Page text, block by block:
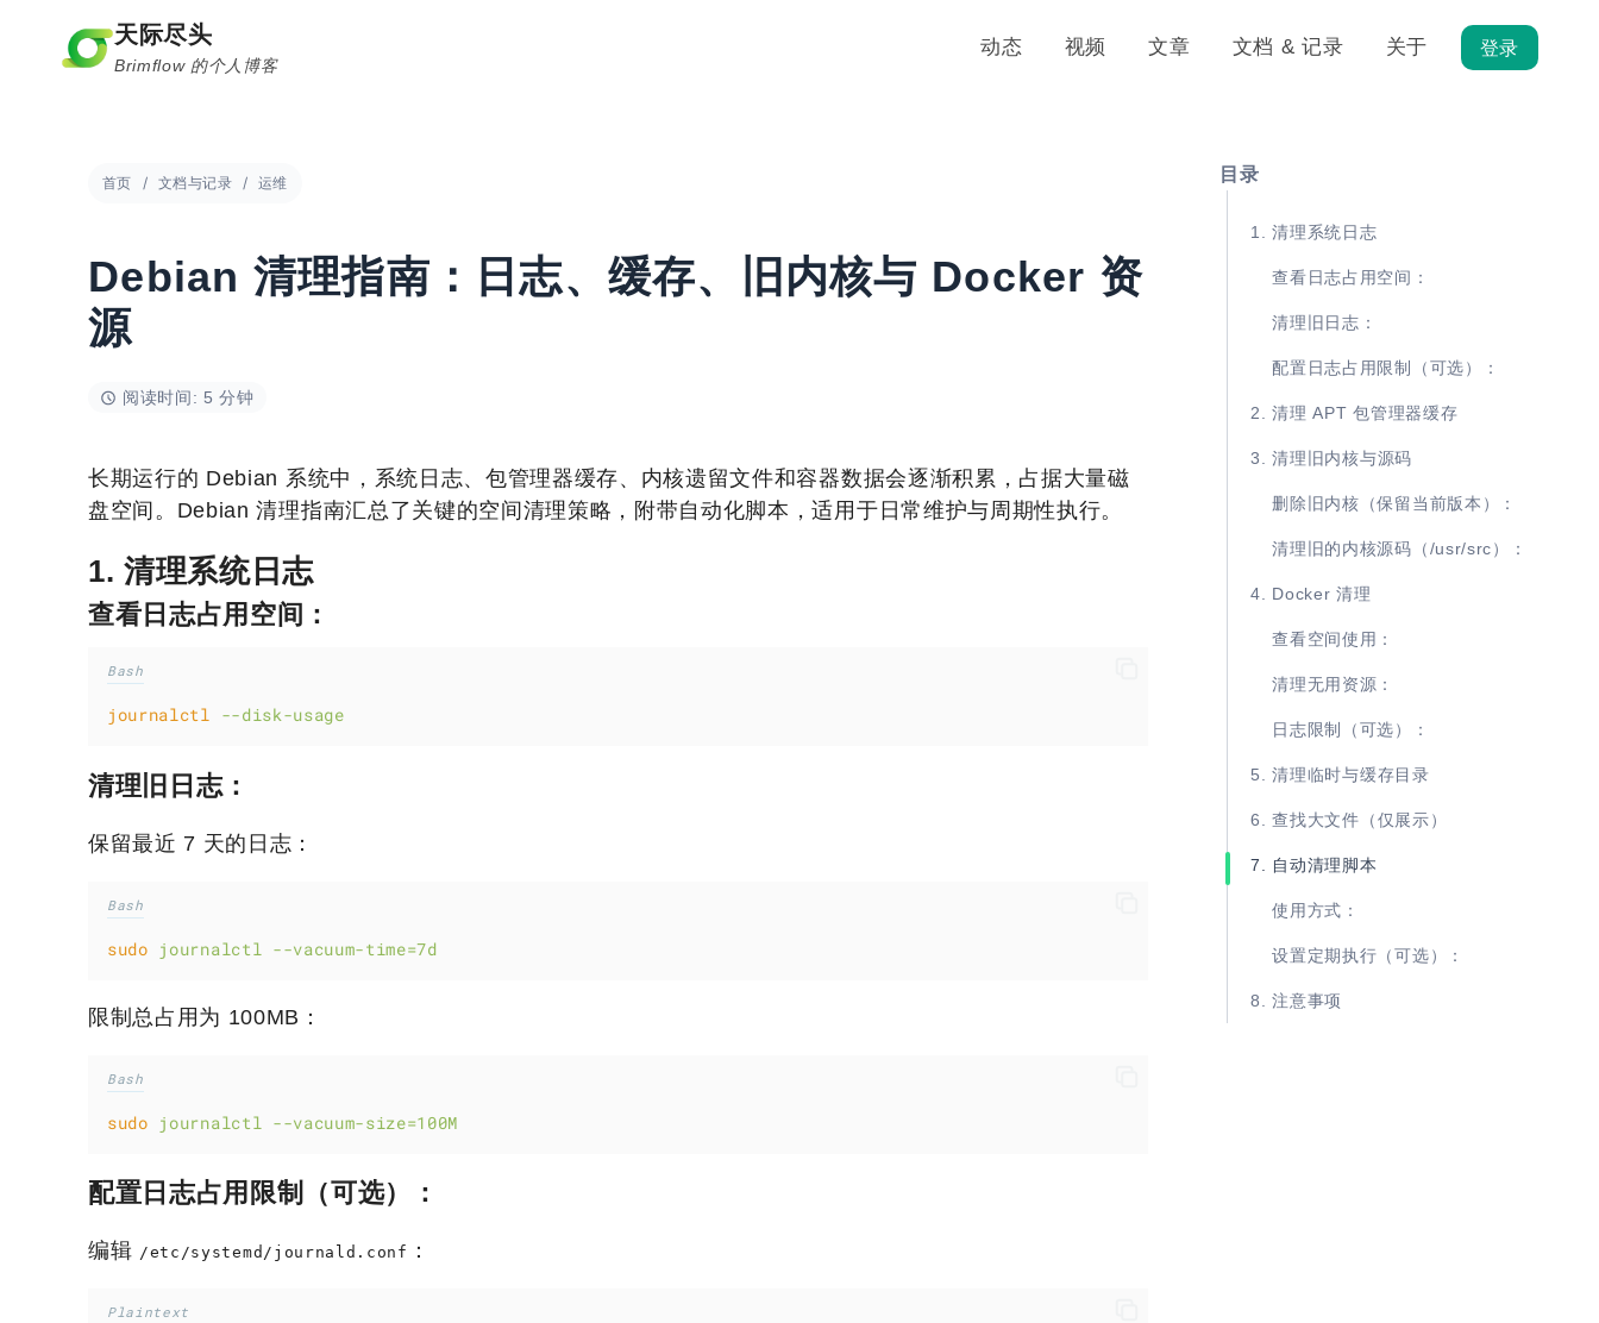
天际尽头
Brimflow 的个人博客
动态 视频 文章 文档 & 记录 关于 登录
首页 文档与记录 运维
Debian 清理指南：日志、缓存、旧内核与 Docker 资
源
阅读时间: 5 分钟
长期运行的 Debian 系统中，系统日志、包管理器缓存、内核遗留文件和容器数据会逐渐积累，占据大量磁
盘空间。Debian 清理指南汇总了关键的空间清理策略，附带自动化脚本，适用于日常维护与周期性执行。
1. 清理系统日志
查看日志占用空间：
Bash
journalctl --disk-usage
清理旧日志：
保留最近 7 天的日志：
Bash
sudo journalctl --vacuum-time=7d
限制总占用为 100MB：
Bash
sudo journalctl --vacuum-size=100M
配置日志占用限制（可选）：
编辑 /etc/systemd/journald.conf ：
Plaintext
目录
1. 清理系统日志
查看日志占用空间：
清理旧日志：
配置日志占用限制（可选）：
2. 清理 APT 包管理器缓存
3. 清理旧内核与源码
删除旧内核（保留当前版本）：
清理旧的内核源码（/usr/src）：
4. Docker 清理
查看空间使用：
清理无用资源：
日志限制（可选）：
5. 清理临时与缓存目录
6. 查找大文件（仅展示）
7. 自动清理脚本
使用方式：
设置定期执行（可选）：
8. 注意事项